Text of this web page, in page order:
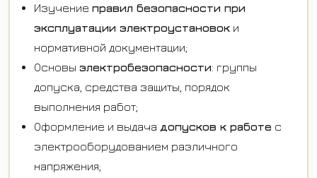
Изучение правил безопасности при
эксплуатации электроустановоки
нормативной документации;
Основы электробезопасности: группы
допуска, средства защиты, порядок
выполнения работ;
Оформление и выдача допусков к работе с
электрооборудованием различного
напряжения;